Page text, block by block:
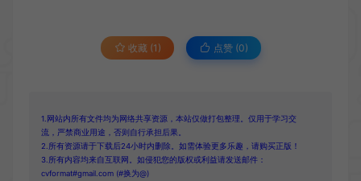
收藏 (1) 点赞 (0)
1.网站内所有文件均为网络共享资源，本站仅做打包整理。仅用于学习交
流，严禁商业用途，否则自行承担后果。
2.所有资源请于下载后24小时内删除。如需体验更多乐趣，请购买正版！
3.所有内容均来自互联网。如侵犯您的版权或利益请发送邮件：
cvformat#gmail.com (#换为@)